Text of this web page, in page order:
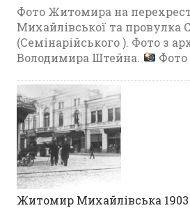
Фото Житомира на
Михайлівської та провулка
(Семінарійського ). Фото з
Володимира Штейна.
Житомир Михайлівська 1903